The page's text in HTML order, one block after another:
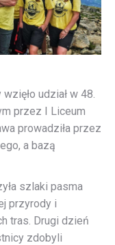
udział w 48.
przez I Liceum
prowadziła przez
a bazą
szlaki pasma
przyrody i
tras. Drugi dzień
zdobyli